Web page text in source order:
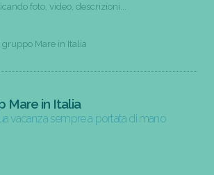
foto, video, descrizioni...
Mare in Italia
Mare in Italia
vacanza sempre a portata di mano